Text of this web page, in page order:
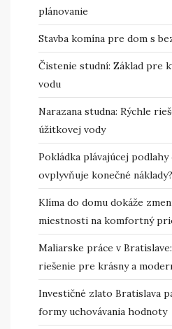
plánovanie
Stavba komína pre dom s
Čistenie studní: Základ pre
vodu
Narazana studna: Rýchle
úžitkovej vody
Pokládka plávajúcej podlahy
ovplyvňuje konečné náklady?
Klíma do domu dokáže
miestnosti na komfortný
Maliarske práce v
riešenie pre krásny a
Investičné zlato Bratislava
formy uchovávania hodnoty